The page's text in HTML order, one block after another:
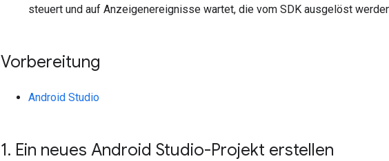
steuert und auf Anzeigenereignisse wartet, die vom SDK ausgelöst
Vorbereitung
Android Studio
1. Ein neues Android Studio-Projekt erstellen